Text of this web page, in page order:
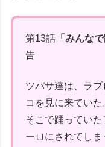
第13話 「みんな
告
ツバサ達は、ラ
コを見に来ていた
そこで踊ってい
ーロにされてしま